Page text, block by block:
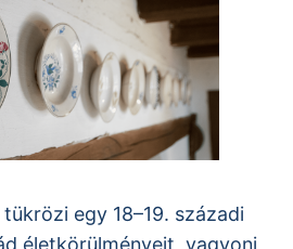
egy 18–19. századi